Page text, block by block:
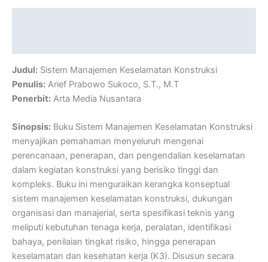
Judul: Sistem Manajemen Keselamatan Konstruksi
Penulis: Arief Prabowo Sukoco, S.T., M.T
Penerbit: Arta Media Nusantara
Sinopsis: Buku Sistem Manajemen Keselamatan Konstruksi
menyajikan pemahaman menyeluruh mengenai
perencanaan, penerapan, dan pengendalian keselamatan
dalam kegiatan konstruksi yang berisiko tinggi dan
kompleks. Buku ini menguraikan kerangka konseptual
sistem manajemen keselamatan konstruksi, dukungan
organisasi dan manajerial, serta spesifikasi teknis yang
meliputi kebutuhan tenaga kerja, peralatan, identifikasi
bahaya, penilaian tingkat risiko, hingga penerapan
keselamatan dan kesehatan kerja (K3). Disusun secara